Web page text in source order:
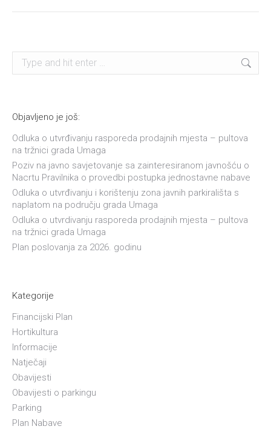
Search:
Objavljeno je još:
Odluka o utvrđivanju rasporeda prodajnih mjesta – pultova
na tržnici grada Umaga
Poziv na javno savjetovanje sa zainteresiranom javnošću o
Nacrtu Pravilnika o provedbi postupka jednostavne nabave
Odluka o utvrđivanju i korištenju zona javnih parkirališta s
naplatom na području grada Umaga
Odluka o utvrdivanju rasporeda prodajnih mjesta – pultova
na tržnici grada Umaga
Plan poslovanja za 2026. godinu
Kategorije
Financijski Plan
Hortikultura
Informacije
Natječaji
Obavijesti
Obavijesti o parkingu
Parking
Plan Nabave